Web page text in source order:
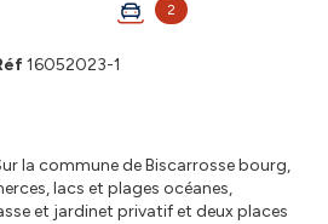
2
16052023-1
la commune de Biscarrosse bourg,
lacs et plages océanes,
et jardinet privatif et deux places